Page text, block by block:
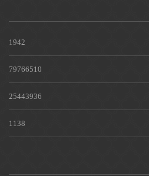
1942
79766510
25443936
1138